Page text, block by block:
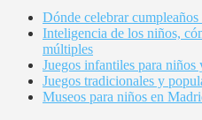
Dónde celebrar
Inteligencia de los niños,
múltiples
Juegos infantiles para
Juegos tradicionales y
Museos para niños en